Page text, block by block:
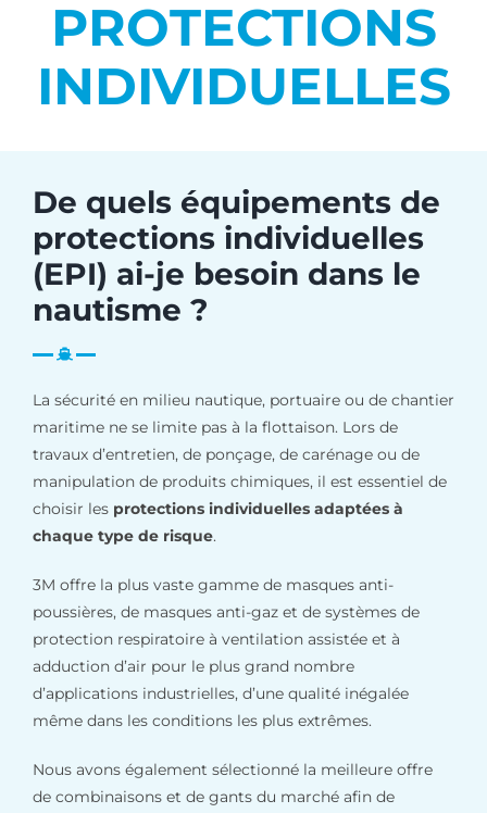
PROTECTIONS
INDIVIDUELLES
De quels équipements de
protections individuelles
(EPI) ai-je besoin dans le
nautisme ?
La sécurité en milieu nautique, portuaire ou de chantier
maritime ne se limite pas à la flottaison. Lors de
travaux d’entretien, de ponçage, de carénage ou de
manipulation de produits chimiques, il est essentiel de
choisir les protections individuelles adaptées à
chaque type de risque.
3M offre la plus vaste gamme de masques anti-
poussières, de masques anti-gaz et de systèmes de
protection respiratoire à ventilation assistée et à
adduction d’air pour le plus grand nombre
d’applications industrielles, d’une qualité inégalée
même dans les conditions les plus extrêmes.
Nous avons également sélectionné la meilleure offre
de combinaisons et de gants du marché afin de